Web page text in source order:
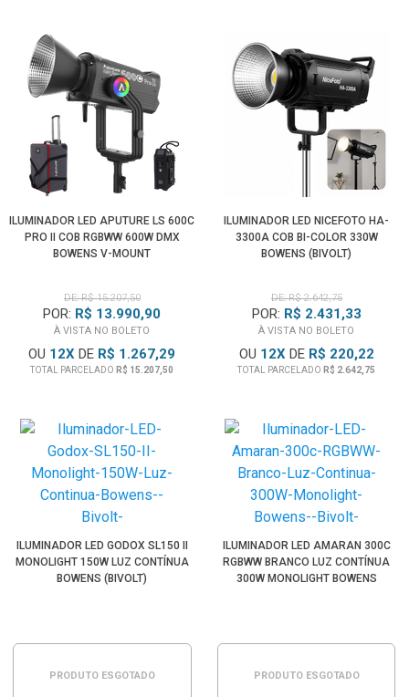
ILUMINADOR LED APUTURE LS 600C
PRO II COB RGBWW 600W DMX
BOWENS V-MOUNT
DE: R$ 15.207,50
POR: R$ 13.990,90
À VISTA NO BOLETO
OU 12X DE R$ 1.267,29
TOTAL PARCELADO R$ 15.207,50
ILUMINADOR LED NICEFOTO HA-
3300A COB BI-COLOR 330W
BOWENS (BIVOLT)
DE: R$ 2.642,75
POR: R$ 2.431,33
À VISTA NO BOLETO
OU 12XDE R$ 220,22
TOTAL PARCELADO R$ 2.642,75
ILUMINADOR LED GODOX SL150 II
MONOLIGHT 150W LUZ CONTÍNUA
BOWENS (BIVOLT)
PRODUTO ESGOTADO
ILUMINADOR LED AMARAN 300C
RGBWW BRANCO LUZ CONTÍNUA
300W MONOLIGHT BOWENS
PRODUTO ESGOTADO